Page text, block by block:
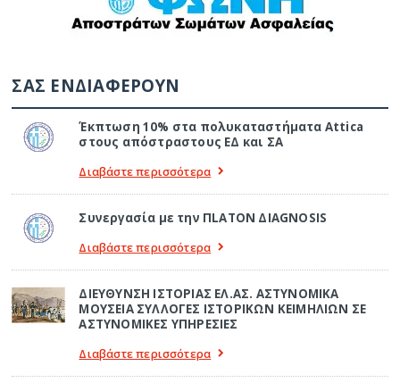
ΣΑΣ ΕΝΔΙΑΦΕΡΟΥΝ
Έκπτωση 10% στα πολυκαταστήματα Attica
στους απόστραστους ΕΔ και ΣΑ
Διαβάστε περισσότερα
Συνεργασία με την ΠLATON ΔIAGNOSIS
Διαβάστε περισσότερα
ΔΙΕΥΘΥΝΣΗ ΙΣΤΟΡΙΑΣ ΕΛ.ΑΣ. ΑΣΤΥΝΟΜΙΚΑ
ΜΟΥΣΕΙΑ ΣΥΛΛΟΓΕΣ ΙΣΤΟΡΙΚΩΝ ΚΕΙΜΗΛΙΩΝ ΣΕ
ΑΣΤΥΝΟΜΙΚΕΣ ΥΠΗΡΕΣΙΕΣ
Διαβάστε περισσότερα